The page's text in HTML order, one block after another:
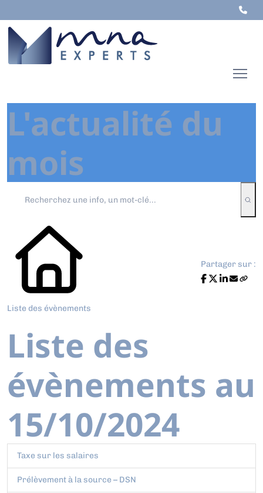
L'actualité du
mois
Liste des évènements
Partager sur :
Liste des
évènements au
15/10/2024
Taxe sur les salaires
Prélèvement à la source – DSN